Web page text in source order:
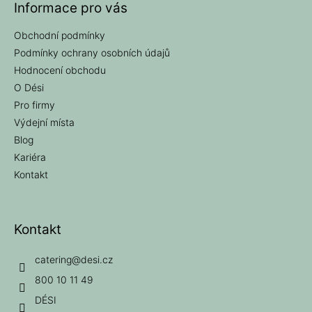
Informace pro vás
Obchodní podmínky
Podmínky ochrany osobních údajů
Hodnocení obchodu
O Dési
Pro firmy
Výdejní místa
Blog
Kariéra
Kontakt
Kontakt
catering@desi.cz
800 10 11 49
DÉSI